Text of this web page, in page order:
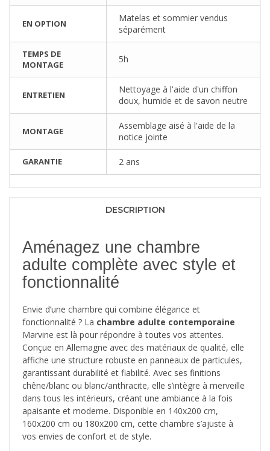
EN OPTION
Matelas et sommier vendus
séparément
TEMPS DE
MONTAGE
5h
ENTRETIEN
Nettoyage à l'aide d'un chiffon
doux, humide et de savon neutre
MONTAGE
Assemblage aisé à l'aide de la
notice jointe
GARANTIE 2 ans
DESCRIPTION
Aménagez une chambre
adulte complète avec style et
fonctionnalité
Envie d’une chambre qui combine élégance et
fonctionnalité ? La chambre adulte contemporaine
Marvine est là pour répondre à toutes vos attentes.
Conçue en Allemagne avec des matériaux de qualité, elle
affiche une structure robuste en panneaux de particules,
garantissant durabilité et fiabilité. Avec ses finitions
chêne/blanc ou blanc/anthracite, elle s’intègre à merveille
dans tous les intérieurs, créant une ambiance à la fois
apaisante et moderne. Disponible en 140x200 cm,
160x200 cm ou 180x200 cm, cette chambre s’ajuste à
vos envies de confort et de style.